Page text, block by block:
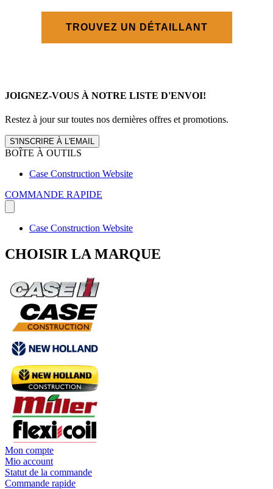
TROUVEZ UN DÉTAILLANT
JOIGNEZ-VOUS À NOTRE LISTE D'ENVOI!
Restez à jour sur toutes nos dernières offres et promotions.
S'INSCRIRE À L'EMAIL
BOÎTE À OUTILS
Case Construction Website
COMMANDE RAPIDE
Case Construction Website
CHOISIR LA MARQUE
Mon compte
Mio account
Statut de la commande
Commande rapide